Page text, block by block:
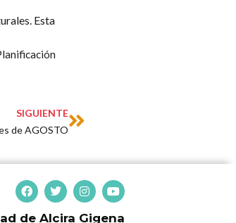
Esta
SIGUIENTE
de AGOSTO
Next
F
a
e
T
w
t
I
n
t
Y
o
t
de Alcira Gigena